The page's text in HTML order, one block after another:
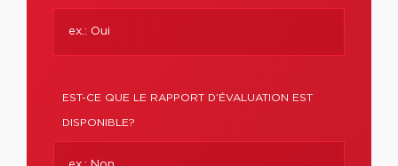
EST-CE QUE LE RAPPORT D’ÉVALUATION EST
DISPONIBLE?